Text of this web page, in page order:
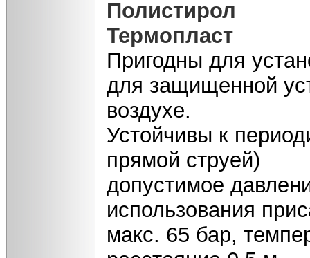
Полистирол
Термопласт
Пригодны для
для защищенной
воздухе.
Устойчивы к
прямой струей)
допустимое
использования
макс. 65 бар,